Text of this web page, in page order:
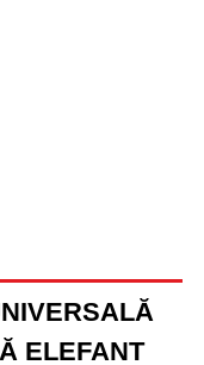
ELEFANT